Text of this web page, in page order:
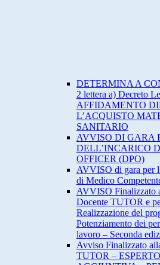
DETERMINA A
2 lettera a) Decreto
AFFIDAMENTO
L’ACQUISTO
SANITARIO
AVVISO DI GARA
DELL’INCARICO
OFFICER (DPO)
AVVISO di gara per
di Medico
AVVISO Finalizzato
Docente TUTOR e
Realizzazione del
Potenziamento dei
lavoro – Seconda
Avviso Finalizzato
TUTOR –